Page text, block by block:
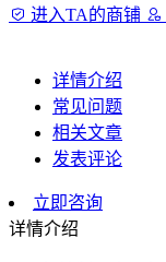
进入TA的商铺
详情介绍
常见问题
相关文章
发表评论
立即咨询
详情介绍